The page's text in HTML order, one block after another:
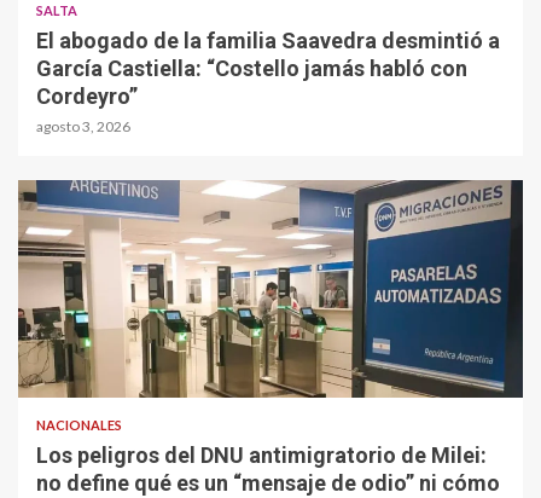
SALTA
El abogado de la familia Saavedra desmintió a
García Castiella: “Costello jamás habló con
Cordeyro”
agosto 3, 2026
NACIONALES
Los peligros del DNU antimigratorio de Milei:
no define qué es un “mensaje de odio” ni cómo